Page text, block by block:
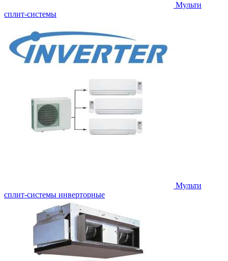
Мульти
сплит-системы
Мульти
сплит-системы инверторные